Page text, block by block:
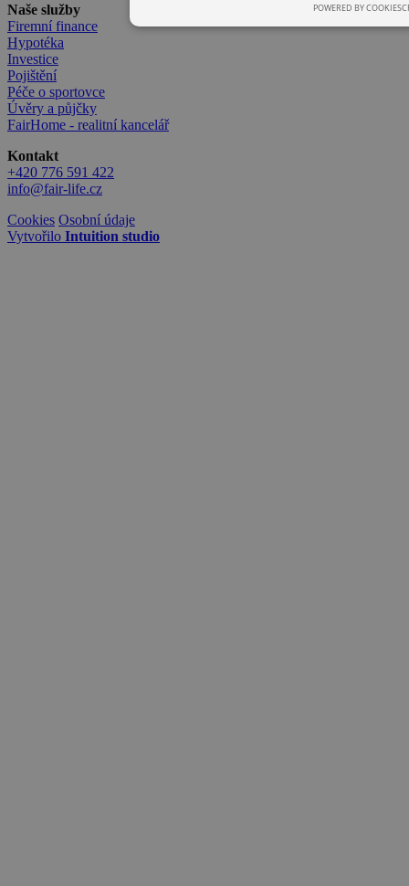
Naše služby
Firemní finance
Hypotéka
Investice
Pojištění
Péče o sportovce
Úvěry a půjčky
FairHome - realitní kancelář
Kontakt
+420 776 591 422
info@fair-life.cz
Cookies Osobní údaje
Vytvořilo Intuition studio
POWERED BY